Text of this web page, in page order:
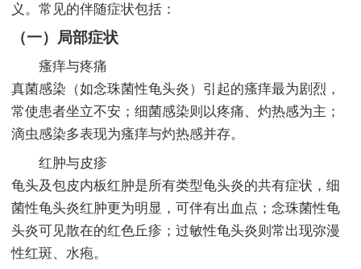
义。常见的伴随症状包括：
（一）局部症状
瘙痒与疼痛
真菌感染（如念珠菌性龟头炎）引起的瘙痒最为剧烈，
常使患者坐立不安；细菌感染则以疼痛、灼热感为主；
滴虫感染多表现为瘙痒与灼热感并存。
红肿与皮疹
龟头及包皮内板红肿是所有类型龟头炎的共有症状，细
菌性龟头炎红肿更为明显，可伴有出血点；念珠菌性龟
头炎可见散在的红色丘疹；过敏性龟头炎则常出现弥漫
性红斑、水疱。